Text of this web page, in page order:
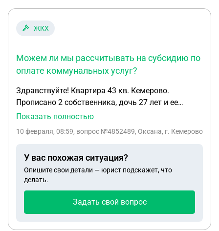
ЖКХ
Можем ли мы рассчитывать на субсидию по
оплате коммунальных услуг?
Здравствуйте! Квартира 43 кв. Кемерово.
Прописано 2 собственника, дочь 27 лет и ее
несовершеннолетний ребёнок, итог 4 чел. Доход
пособие до 1,5лет. Можем ли мы рассчитывать на
Показать полностью
10 февраля, 08:59, вопрос №4852489, Оксана, г. Кемерово
У вас похожая ситуация?
Опишите свои детали — юрист подскажет, что
делать.
Задать свой вопрос